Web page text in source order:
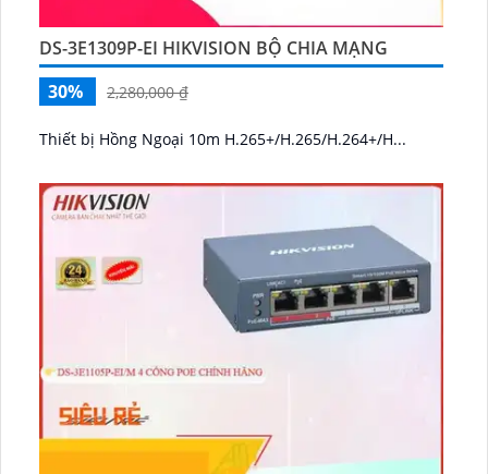
DS-3E1309P-EI HIKVISION BỘ CHIA MẠNG
30%
2,280,000 ₫
Thiết bị Hồng Ngoại 10m H.265+/H.265/H.264+/H...